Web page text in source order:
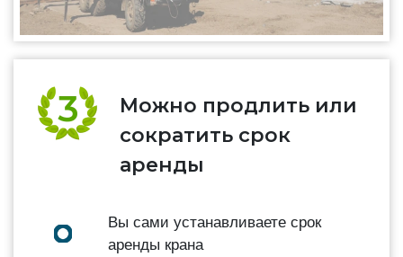
Можно продлить или
сократить срок
аренды
Вы сами устанавливаете срок
аренды крана